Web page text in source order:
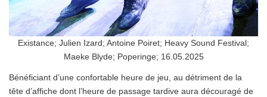
Existance; Julien Izard; Antoine Poiret; Heavy Sound Festival;
Maeke Blyde; Poperinge; 16.05.2025
Bénéficiant d’une confortable heure de jeu, au détriment de la
tête d’affiche dont l’heure de passage tardive aura découragé de